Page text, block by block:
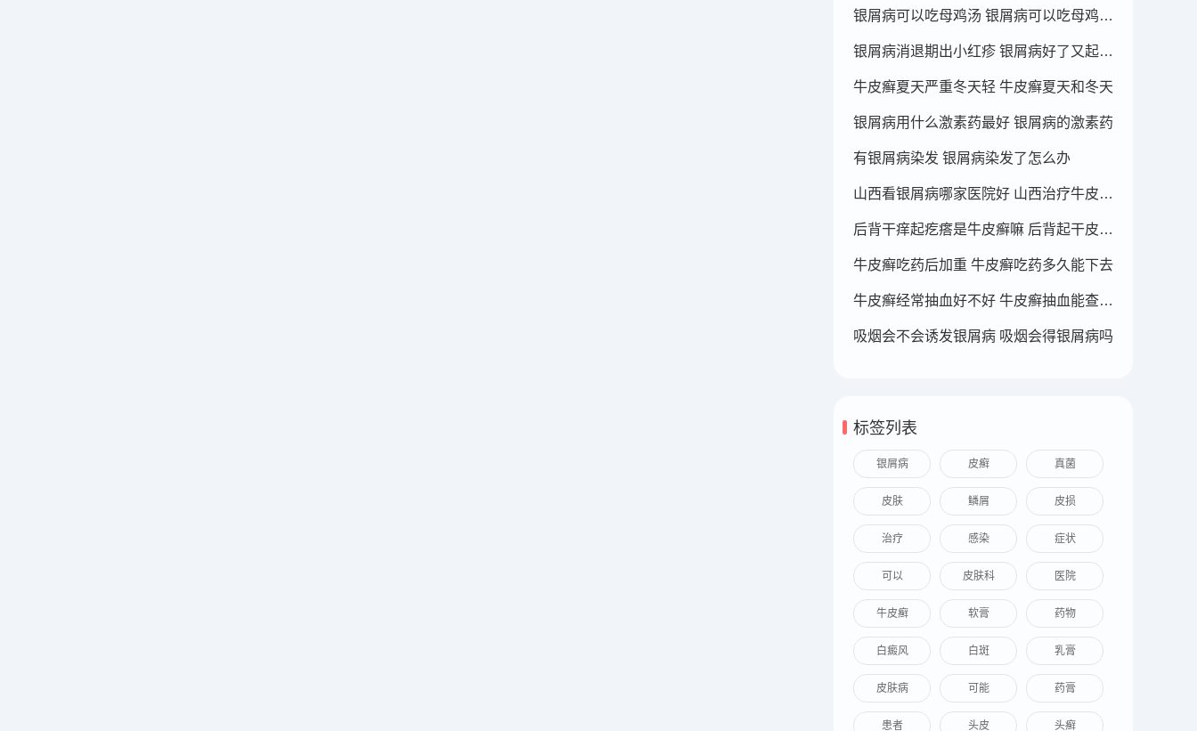
银屑病可以吃母鸡汤 银屑病可以吃母鸡肉吗?
银屑病消退期出小红疹 银屑病好了又起红点了
牛皮癣夏天严重冬天轻 牛皮癣夏天和冬天
银屑病用什么激素药最好 银屑病的激素药
有银屑病染发 银屑病染发了怎么办
山西看银屑病哪家医院好 山西治疗牛皮癣最好的医院
后背干痒起疙瘩是牛皮癣嘛 后背起干皮瘙痒是怎么回事
牛皮癣吃药后加重 牛皮癣吃药多久能下去
牛皮癣经常抽血好不好 牛皮癣抽血能查出来吗
吸烟会不会诱发银屑病 吸烟会得银屑病吗
标签列表
银屑病 皮癣 真菌
皮肤 鳞屑 皮损
治疗 感染 症状
可以 皮肤科 医院
牛皮癣 软膏 药物
白癜风 白斑 乳膏
皮肤病 可能 药膏
患者 头皮 头癣